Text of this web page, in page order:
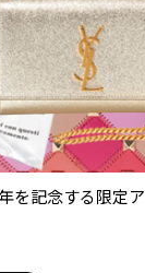
を記念する限定ア